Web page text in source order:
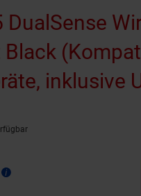
DualSense
inklusive